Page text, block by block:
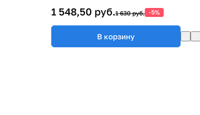
1 548,50 руб.1 630 руб. -5%
В корзину